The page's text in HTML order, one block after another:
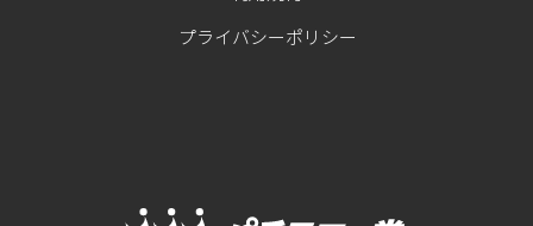
プライバシーポリシー